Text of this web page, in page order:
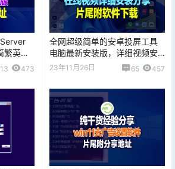
繁英镜
13 473
全网超级简单的安卓投屏工具
电脑最新安装版，详细视频安
装分享，片尾附下载地址！
23年11月26日 65 457